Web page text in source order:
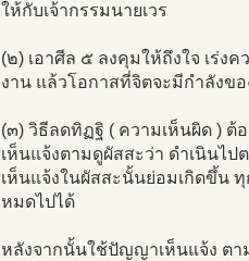
ให้กับเจ้ากรรมนายเวร
(๒) เอาศีล ๕ ลงคุมให้ถึงใจ เร่ง
งาน แล้วโอกาสที่จิตจะมีกำลังข
(๓) วิธีลดทิฏฐิ ( ความเห็นผิด )
เห็นแจ้งตามดูผัสสะว่า ดำเนินไ
เห็นแจ้งในผัสสะนั้นย่อมเกิดขึ้น
หมดไปได้
หลังจากนั้นใช้ปัญญาเห็นแจ้ง ต